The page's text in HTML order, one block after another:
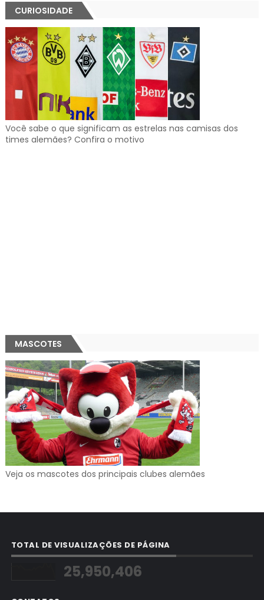
CURIOSIDADE
Você sabe o que significam as estrelas nas camisas dos
times alemães? Confira o motivo
MASCOTES
Veja os mascotes dos principais clubes alemães
TOTAL DE VISUALIZAÇÕES DE PÁGINA
25,950,406